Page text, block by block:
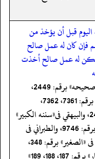
قبل أن يؤخذ من
فإن كان له عمل صالح
له عمل صالح أخذت
«صحيح ، وأخرجه البخاري فى «صحيحه» برقم: 2449،
6534، وابن حبان فى «صحيحه» برقم: 7361، 7362،
والترمذي فى «جامعه» برقم: 2419، والبيهقي فى«سننه الكبير»
برقم: 6609، وأحمد فى «مسنده» برقم: 9746، والطبراني فى
«الأوسط» برقم: 1683، والطبراني فى «الصغير» برقم: 348،